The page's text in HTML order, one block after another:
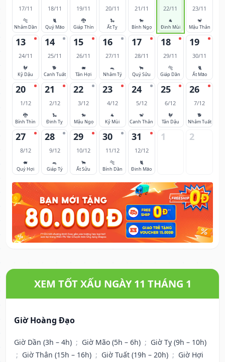
17/11
🐅
Nhâm Dần
18/11
🐈
Quý Mão
19/11
🐉
Giáp Thìn
20/11
🐍
Ất Tỵ
21/11
🐎
Bính Ngọ
22/11
🐐
Đinh Mùi
23/11
🐒
Mậu Thân
13
24/11
🐓
Kỷ Dậu
14
25/11
🐕
Canh Tuất
15
26/11
🐖
Tân Hợi
16
27/11
🐀
Nhâm Tý
17
28/11
🐂
Quý Sửu
18
29/11
🐅
Giáp Dần
19
30/11
🐈
Ất Mão
20
1/12
🐉
Bính Thìn
21
2/12
🐍
Đinh Tỵ
22
3/12
🐎
Mậu Ngọ
23
4/12
🐐
Kỷ Mùi
24
5/12
🐒
Canh Thân
25
6/12
🐓
Tân Dậu
26
7/12
🐕
Nhâm Tuất
27
8/12
🐖
Quý Hợi
28
9/12
🐀
Giáp Tý
29
10/12
🐂
Ất Sửu
30
11/12
🐅
Bính Dần
31
12/12
🐈
Đinh Mão
1 2
XEM TỐT XẤU NGÀY 11 THÁNG 1
Giờ Hoàng Đạo
Giờ Dần (3h – 4h) ; Giờ Mão (5h – 6h) ; Giờ Tỵ (9h – 10h)
; Giờ Thân (15h – 16h) ; Giờ Tuất (19h – 20h) ; Giờ Hợi